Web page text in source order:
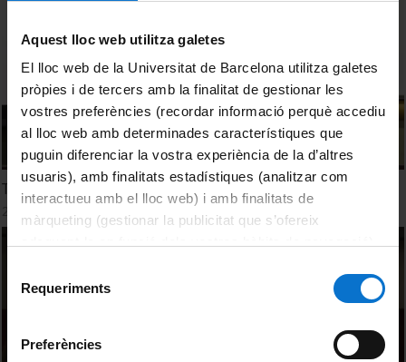
Aquest lloc web utilitza galetes
El lloc web de la Universitat de Barcelona utilitza galetes
pròpies i de tercers amb la finalitat de gestionar les
vostres preferències (recordar informació perquè accediu
al lloc web amb determinades característiques que
puguin diferenciar la vostra experiència de la d’altres
usuaris), amb finalitats estadístiques (analitzar com
interactueu amb el lloc web) i amb finalitats de
màrqueting (gestionar la publicitat que s’ofereix
consultar laPolítica de galetes del lloc web de la
Requeriments
Preferències
Taula sobre la creativitat i l’educació literària